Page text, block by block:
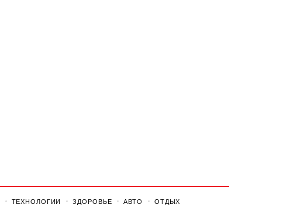
ТЕХНОЛОГИИ ЗДОРОВЬЕ АВТО ОТДЫХ